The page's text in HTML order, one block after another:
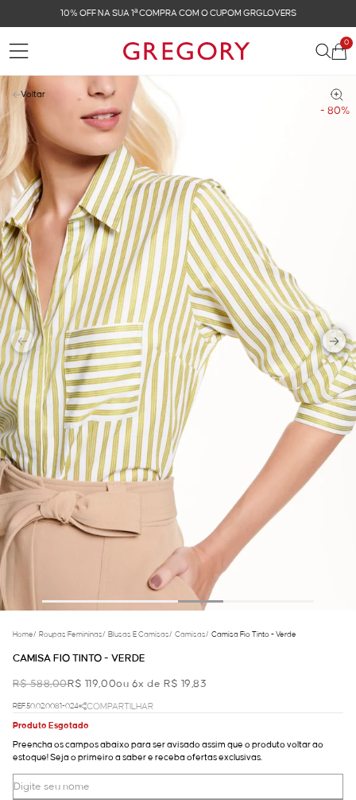
FRETE GRÁTIS NAS COMPRAS ACIMA DE R$ 899
0
- 80%
Voltar
Home/ Roupas Femininas/ Blusas E Camisas/ Camisas/ Camisa Fio Tinto - Verde
CAMISA FIO TINTO - VERDE
R$ 588,00R$ 119,00ou 6x de R$ 19,83
REF.50.02.0081-024
COMPARTILHAR
Produto Esgotado
Preencha os campos abaixo para ser avisado assim que o produto voltar ao
estoque! Seja o primeiro a saber e receba ofertas exclusivas.